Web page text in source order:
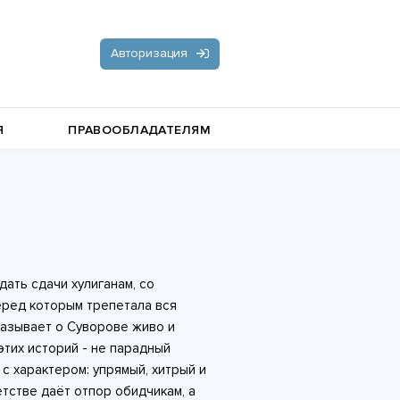
Авторизация
романы
Стихи и поэзия
ПРАВООБЛАДАТЕЛЯМ
сдачи хулиганам, со
которым трепетала вся
о Суворове живо и
историй - не парадный
характером: упрямый, хитрый и
даёт отпор обидчикам, а